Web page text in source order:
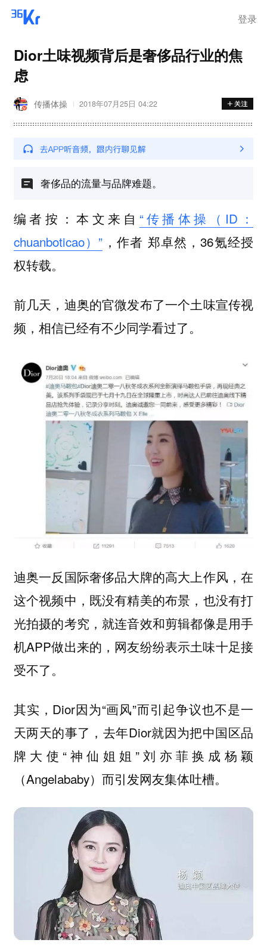
登录
Dior土味视频背后是奢侈品行业的焦
虑
传播体操 2018年07月25日 04:22
奢侈品的流量与品牌难题。
编者按：本文来自 “传播体操（ID：
chuanboticao）” ，作者 郑卓然，36氪经授
权转载。
前几天，迪奥的官微发布了一个土味宣传视
频，相信已经有不少同学看过了。
迪奥一反国际奢侈品大牌的高大上作风，在
这个视频中，既没有精美的布景，也没有打
光拍摄的考究，就连音效和剪辑都像是用手
机APP做出来的，网友纷纷表示土味十足接
受不了。
其实，Dior因为“画风”而引起争议也不是一
天两天的事了，去年Dior就因为把中国区品
牌大使“神仙姐姐”刘亦菲换成杨颖
（Angelababy）而引发网友集体吐槽。